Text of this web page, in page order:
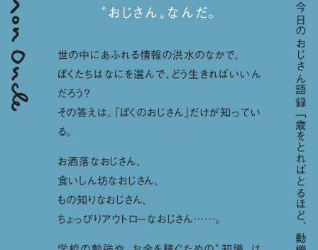
今日のおじさん語録
〝おじさん〟なんだ。
世の中にあふれる情報の洪水のなかで、
ぼくたちはなにを選んで、どう生きればいいん
だろう？
その答えは、『ぼくのおじさん』だけが知ってい
る。
お洒落なおじさん、
食いしん坊なおじさん、
もの知りなおじさん、
ちょっぴりアウトローなおじさん……。